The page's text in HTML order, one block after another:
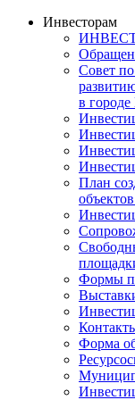
Инвесторам
Совет
в городе
План
Формы
Форма